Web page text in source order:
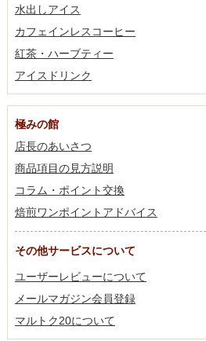
水出しアイス
カフェインレスコーヒー
紅茶・ハーブティー
アイスドリンク
極みの館
店長のあいさつ
商品項目の見方説明
コラム・ポイント交換
焙煎ワンポイントアドバイス
その他サービスについて
ユーザーレビューについて
メールマガジン会員登録
マルトク20について